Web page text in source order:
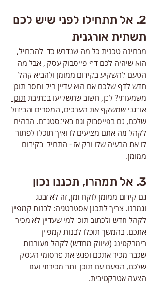
2. אל תתחילו לפני שיש לכם
תשתית אורגנית
מבחינה טכנית כל מה שנדרש כדי להתחיל,
הוא שיהיה לכם דף פייסבוק עסקי, אבל מה
הטעם להשקיע בקידום ממומן ולהביא קהל
חדש לדף שלכם אם הוא עדיין ריק וחסר תוכן
משמעותי? לכן, חשוב שתשקיעו בכתיבת תוכן
אורגני שמשקף את הערכים, המסרים והבידול
שלכם, גם בפייסבוק וגם באינסטגרם. הבהירו
לקהל מה אתם מציעים לו ואיך תוכלו לפתור
לו את הבעיה שלו ורק אז - התחילו בקידום
ממומן.
3. אל תמהרו, תכננו נכון
גם קידום ממומן לוקח זמן, זה לא זבנג
וגמרנו. צריך לתכנן אסטרטגיה: לבנות קמפיין
לקהל חדש ולכתוב תוכן למי שעדיין לא מכיר
אתכם. בהמשך תוכלו לבנות קמפיין
רימרקטינג (שיווק מחדש) לקהל מעורבות
שכבר מכיר אתכם ופגש את פרסומי העסק
שלכם, הפעם עם תוכן יותר מכירתי ועם
הצעה אטרקטיבית.